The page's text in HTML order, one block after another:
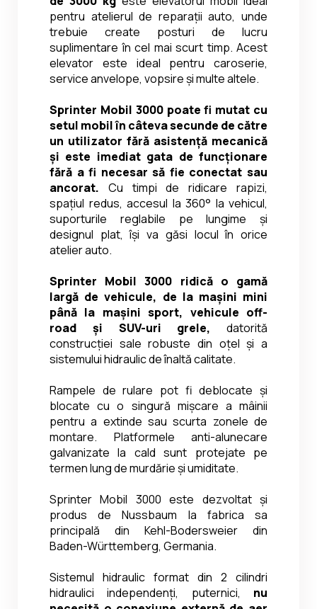
pentru atelierul de reparații auto, unde
trebuie create posturi de lucru
suplimentare în cel mai scurt timp. Acest
elevator este ideal pentru caroserie,
service anvelope, vopsire și multe altele.
Sprinter Mobil 3000 poate fi mutat cu
setul mobil în câteva secunde de către
un utilizator fără asistență mecanică
și este imediat gata de funcționare
fără a fi necesar să fie conectat sau
ancorat. Cu timpi de ridicare rapizi,
spațiul redus, accesul la 360° la vehicul,
suporturile reglabile pe lungime și
designul plat, își va găsi locul în orice
atelier auto.
Sprinter Mobil 3000 ridică o gamă
largă de vehicule, de la mașini mini
până la mașini sport, vehicule off-
road și SUV-uri grele, datorită
construcției sale robuste din oțel și a
sistemului hidraulic de înaltă calitate.
Rampele de rulare pot fi deblocate și
blocate cu o singură mișcare a mâinii
pentru a extinde sau scurta zonele de
montare. Platformele anti-alunecare
galvanizate la cald sunt protejate pe
termen lung de murdărie și umiditate.
Sprinter Mobil 3000 este dezvoltat și
produs de Nussbaum la fabrica sa
principală din Kehl-Bodersweier din
Baden-Württemberg, Germania.
Sistemul hidraulic format din 2 cilindri
hidraulici independenți, puternici, nu